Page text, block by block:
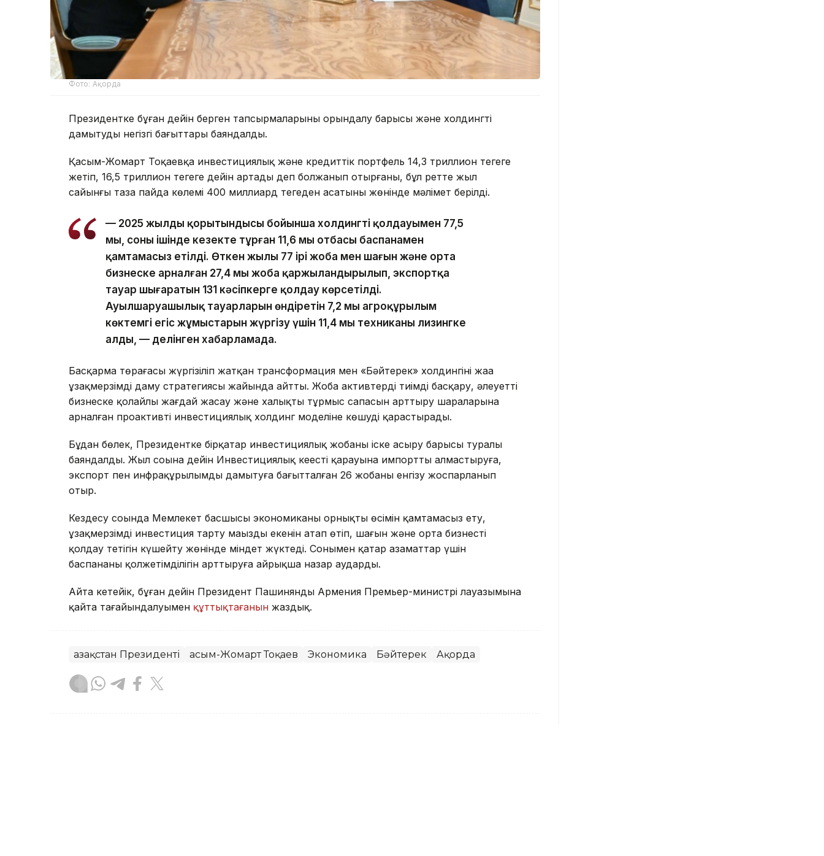
Фото: Ақорда
Президентке бұған дейін берген тапсырмаларының орындалу барысы және холдингті
дамытудың негізгі бағыттары баяндалды.
Қасым-Жомарт Тоқаевқа инвестициялық және кредиттік портфель 14,3 триллион теңгеге
жетіп, 16,5 триллион теңгеге дейін артады деп болжанып отырғаны, бұл ретте жыл
сайынғы таза пайда көлемі 400 миллиард теңгеден асатыны жөнінде мәлімет берілді.
— 2025 жылдың қорытындысы бойынша холдингтің қолдауымен 77,5
мың, соның ішінде кезекте тұрған 11,6 мың отбасы баспанамен
қамтамасыз етілді. Өткен жылы 77 ірі жоба мен шағын және орта
бизнеске арналған 27,4 мың жоба қаржыландырылып, экспортқа
тауар шығаратын 131 кәсіпкерге қолдау көрсетілді.
Ауылшаруашылық тауарларын өндіретін 7,2 мың агроқұрылым
көктемгі егіс жұмыстарын жүргізу үшін 11,4 мың техниканы лизингке
алды, — делінген хабарламада.
Басқарма төрағасы жүргізіліп жатқан трансформация мен «Бәйтерек» холдингінің жаңа
ұзақмерзімді даму стратегиясы жайында айтты. Жоба активтерді тиімді басқару, әлеуетті
бизнеске қолайлы жағдай жасау және халықтың тұрмыс сапасын арттыру шараларына
арналған проактивті инвестициялық холдинг моделіне көшуді қарастырады.
Бұдан бөлек, Президентке бірқатар инвестициялық жобаны іске асыру барысы туралы
баяндалды. Жыл соңына дейін Инвестициялық кеңестің қарауына импортты алмастыруға,
экспорт пен инфрақұрылымды дамытуға бағытталған 26 жобаны енгізу жоспарланып
отыр.
Кездесу соңында Мемлекет басшысы экономиканың орнықты өсімін қамтамасыз ету,
ұзақмерзімді инвестиция тарту маңызды екенін атап өтіп, шағын және орта бизнесті
қолдау тетігін күшейту жөнінде міндет жүктеді. Сонымен қатар азаматтар үшін
баспананың қолжетімділігін арттыруға айрықша назар аударды.
Айта кетейік, бұған дейін Президент Пашинянды Армения Премьер-министрі лауазымына
қайта тағайындалуымен құттықтағанын жаздық.
Қазақстан Президенті Қасым-Жомарт Тоқаев Экономика Бәйтерек Ақорда